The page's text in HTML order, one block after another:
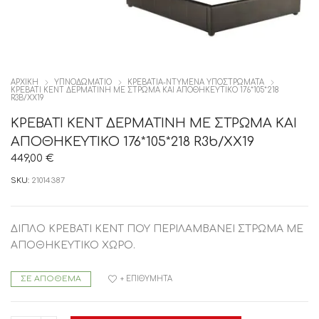
ΑΡΧΙΚΉ ΥΠΝΟΔΩΜΑΤΙΟ
ΚΡΕΒΑΤΙΑ-ΝΤΥΜΕΝΑ ΥΠΟΣΤΡΩΜΑΤΑ
ΚΡΕΒΑΤΙ KENT ΔΕΡΜΑΤΙΝΗ ΜΕ ΣΤΡΩΜΑ ΚΑΙ ΑΠΟΘΗΚΕΥΤΙΚΟ 176*105*218
R3B/XX19
ΚΡΕΒΑΤΙ KENT ΔΕΡΜΑΤΙΝΗ ΜΕ ΣΤΡΩΜΑ ΚΑΙ
ΑΠΟΘΗΚΕΥΤΙΚΟ 176*105*218 R3b/XX19
449,00 €
SKU: 21014387
ΔΙΠΛΟ ΚΡΕΒΑΤΙ KENT ΠΟΥ ΠΕΡΙΛΑΜΒΑΝΕΙ ΣΤΡΩΜΑ ΜΕ
ΑΠΟΘΗΚΕΥΤΙΚΟ ΧΩΡΟ.
ΣΕ ΑΠΌΘΕΜΑ + ΕΠΙΘΥΜΗΤΆ